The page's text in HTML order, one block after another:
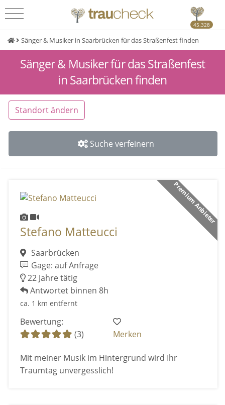
45.328
Sänger & Musiker in Saarbrücken für das Straßenfest finden
Sänger & Musiker für das Straßenfest
in Saarbrücken finden
Standort ändern
Suche verfeinern
Premium Anbieter
Stefano Matteucci
Saarbrücken
Gage: auf Anfrage
22 Jahre tätig
Antwortet binnen 8h
ca. 1 km entfernt
Bewertung:
(3)
Merken
Mit meiner Musik im Hintergrund wird Ihr
Traumtag unvergesslich!